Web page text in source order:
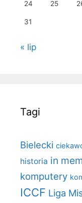
24 25
31
« lip
Tagi
Bielecki
historia in
komputery
ICCF Liga